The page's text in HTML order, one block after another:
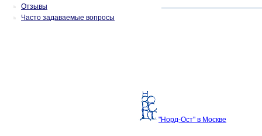
Отзывы
Часто задаваемые вопросы
"Норд-Ост" в Москве